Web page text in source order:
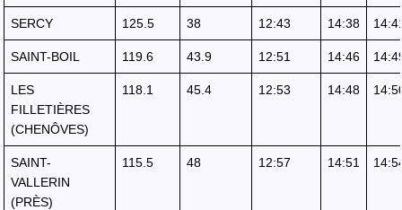
SERCY 125.5 38 12:43 14:38
SAINT-BOIL 119.6 43.9 12:51 14:46
LES
FILLETIÈRES
(CHENÔVES)
118.1 45.4 12:53 14:48
SAINT-
VALLERIN
(PRÈS)
115.5 48 12:57 14:51